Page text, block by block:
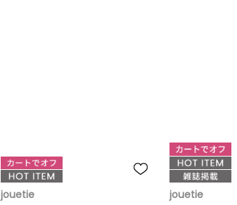
jouetie jouetie